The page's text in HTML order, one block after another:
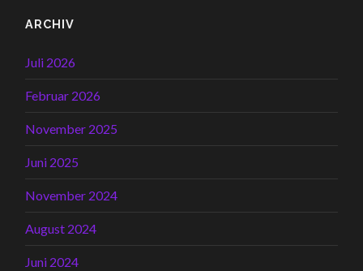
ARCHIV
Juli 2026
Februar 2026
November 2025
Juni 2025
November 2024
August 2024
Juni 2024